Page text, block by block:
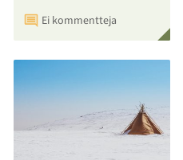
Ei kommentteja